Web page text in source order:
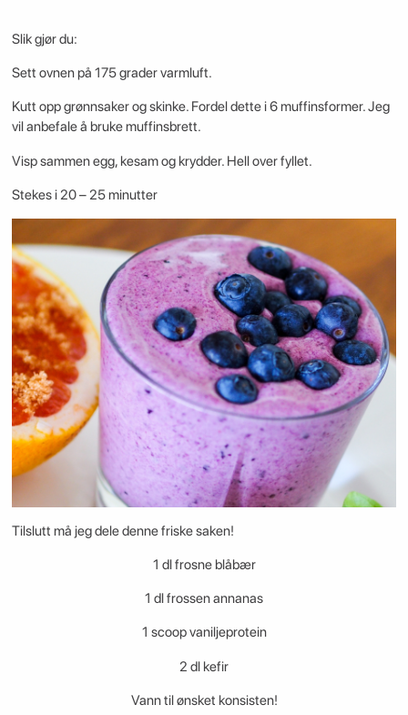
Slik gjør du:
Sett ovnen på 175 grader varmluft.
Kutt opp grønnsaker og skinke. Fordel dette i 6 muffinsformer. Jeg
vil anbefale å bruke muffinsbrett.
Visp sammen egg, kesam og krydder. Hell over fyllet.
Stekes i 20 – 25 minutter
Tilslutt må jeg dele denne friske saken!
1 dl frosne blåbær
1 dl frossen annanas
1 scoop vaniljeprotein
2 dl kefir
Vann til ønsket konsisten!